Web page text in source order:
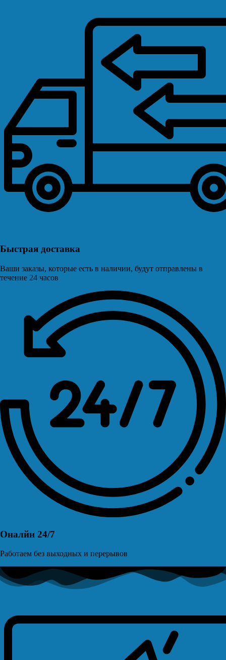
Быстрая доставка
Ваши заказы, которые есть в наличии, будут отправлены в
течение 24 часов
Оналйн 24/7
Работаем без выходных и перерывов